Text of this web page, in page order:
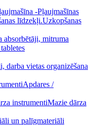
Pļaujmašīnas
Uzkopšanas
Apdares /
Mazie dārza